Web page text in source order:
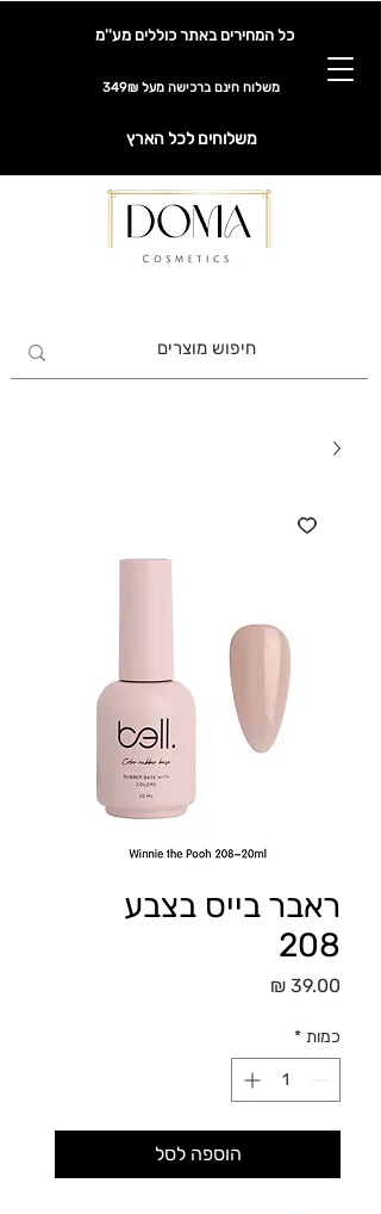
כל המחירים באתר כוללים מע''מ
משלוח חינם ברכישה מעל 349₪
משלוחים לכל הארץ
ראבר בייס בצבע
208
כמות *
הוספה לסל